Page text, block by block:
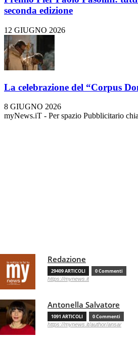
seconda edizione
12 GIUGNO 2026
La celebrazione del “Corpus
8 GIUGNO 2026
myNews.iT - Per spazio Pubblicitario
Redazione
29409 ARTICOLI 0 Commenti
https://mynews.it
Antonella Salvatore
1091 ARTICOLI 0 Commenti
https://mynews.it/author/ansa/